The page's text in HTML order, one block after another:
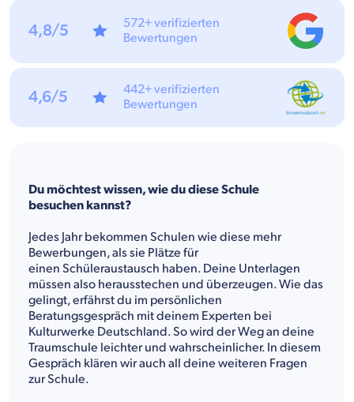
Du möchtest wissen, wie du diese Schule
besuchen kannst?
Jedes Jahr bekommen Schulen wie diese mehr
Bewerbungen, als sie Plätze für
einen Schüleraustausch haben. Deine Unterlagen
müssen also herausstechen und überzeugen. Wie das
gelingt, erfährst du im persönlichen
Beratungsgespräch mit deinem Experten bei
Kulturwerke Deutschland. So wird der Weg an deine
Traumschule leichter und wahrscheinlicher. In diesem
Gespräch klären wir auch all deine weiteren Fragen
zur Schule.
4,8/5
572+ verifizierten
Bewertungen
4,6/5
442+ verifizierten
Bewertungen